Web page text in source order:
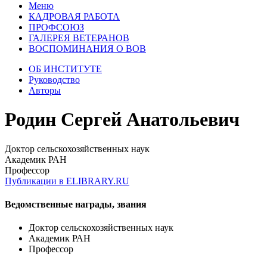
Меню
КАДРОВАЯ РАБОТА
ПРОФСОЮЗ
ГАЛЕРЕЯ ВЕТЕРАНОВ
ВОСПОМИНАНИЯ О ВОВ
ОБ ИНСТИТУТЕ
Руководство
Авторы
Родин Сергей Анатольевич
Доктор сельскохозяйственных наук
Академик РАН
Профессор
Публикации в ELIBRARY.RU
Ведомственные награды, звания
Доктор сельскохозяйственных наук
Академик РАН
Профессор